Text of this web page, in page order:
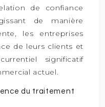
de confiance
de manière
les entreprises
de leurs clients et
significatif
actuel.
du traitement